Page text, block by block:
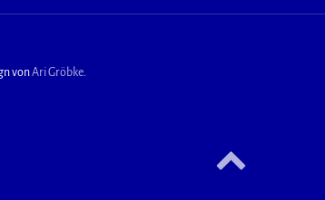
vonAri Gröbke.